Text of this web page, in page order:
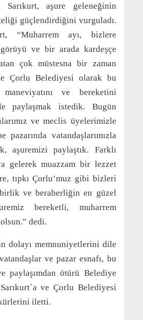
Sarıkurt, aşure geleneğinin
güçlendirdiğini vurguladı.
“Muharrem ayı, bizlere
ve bir arada kardeşçe
çok müstesna bir zaman
Çorlu Belediyesi olarak bu
ve bereketini
paylaşmak istedik. Bugün
ve meclis üyelerimizle
pazarında vatandaşlarımızla
aşuremizi paylaştık. Farklı
gelerek muazzam bir lezzet
tıpkı Çorlu’muz gibi bizleri
ve beraberliğin en güzel
bereketli, muharrem
dedi.
dolayı memnuniyetlerini dile
ve pazar esnafı, bu
paylaşımdan ötürü Belediye
ve Çorlu Belediyesi
iletti.